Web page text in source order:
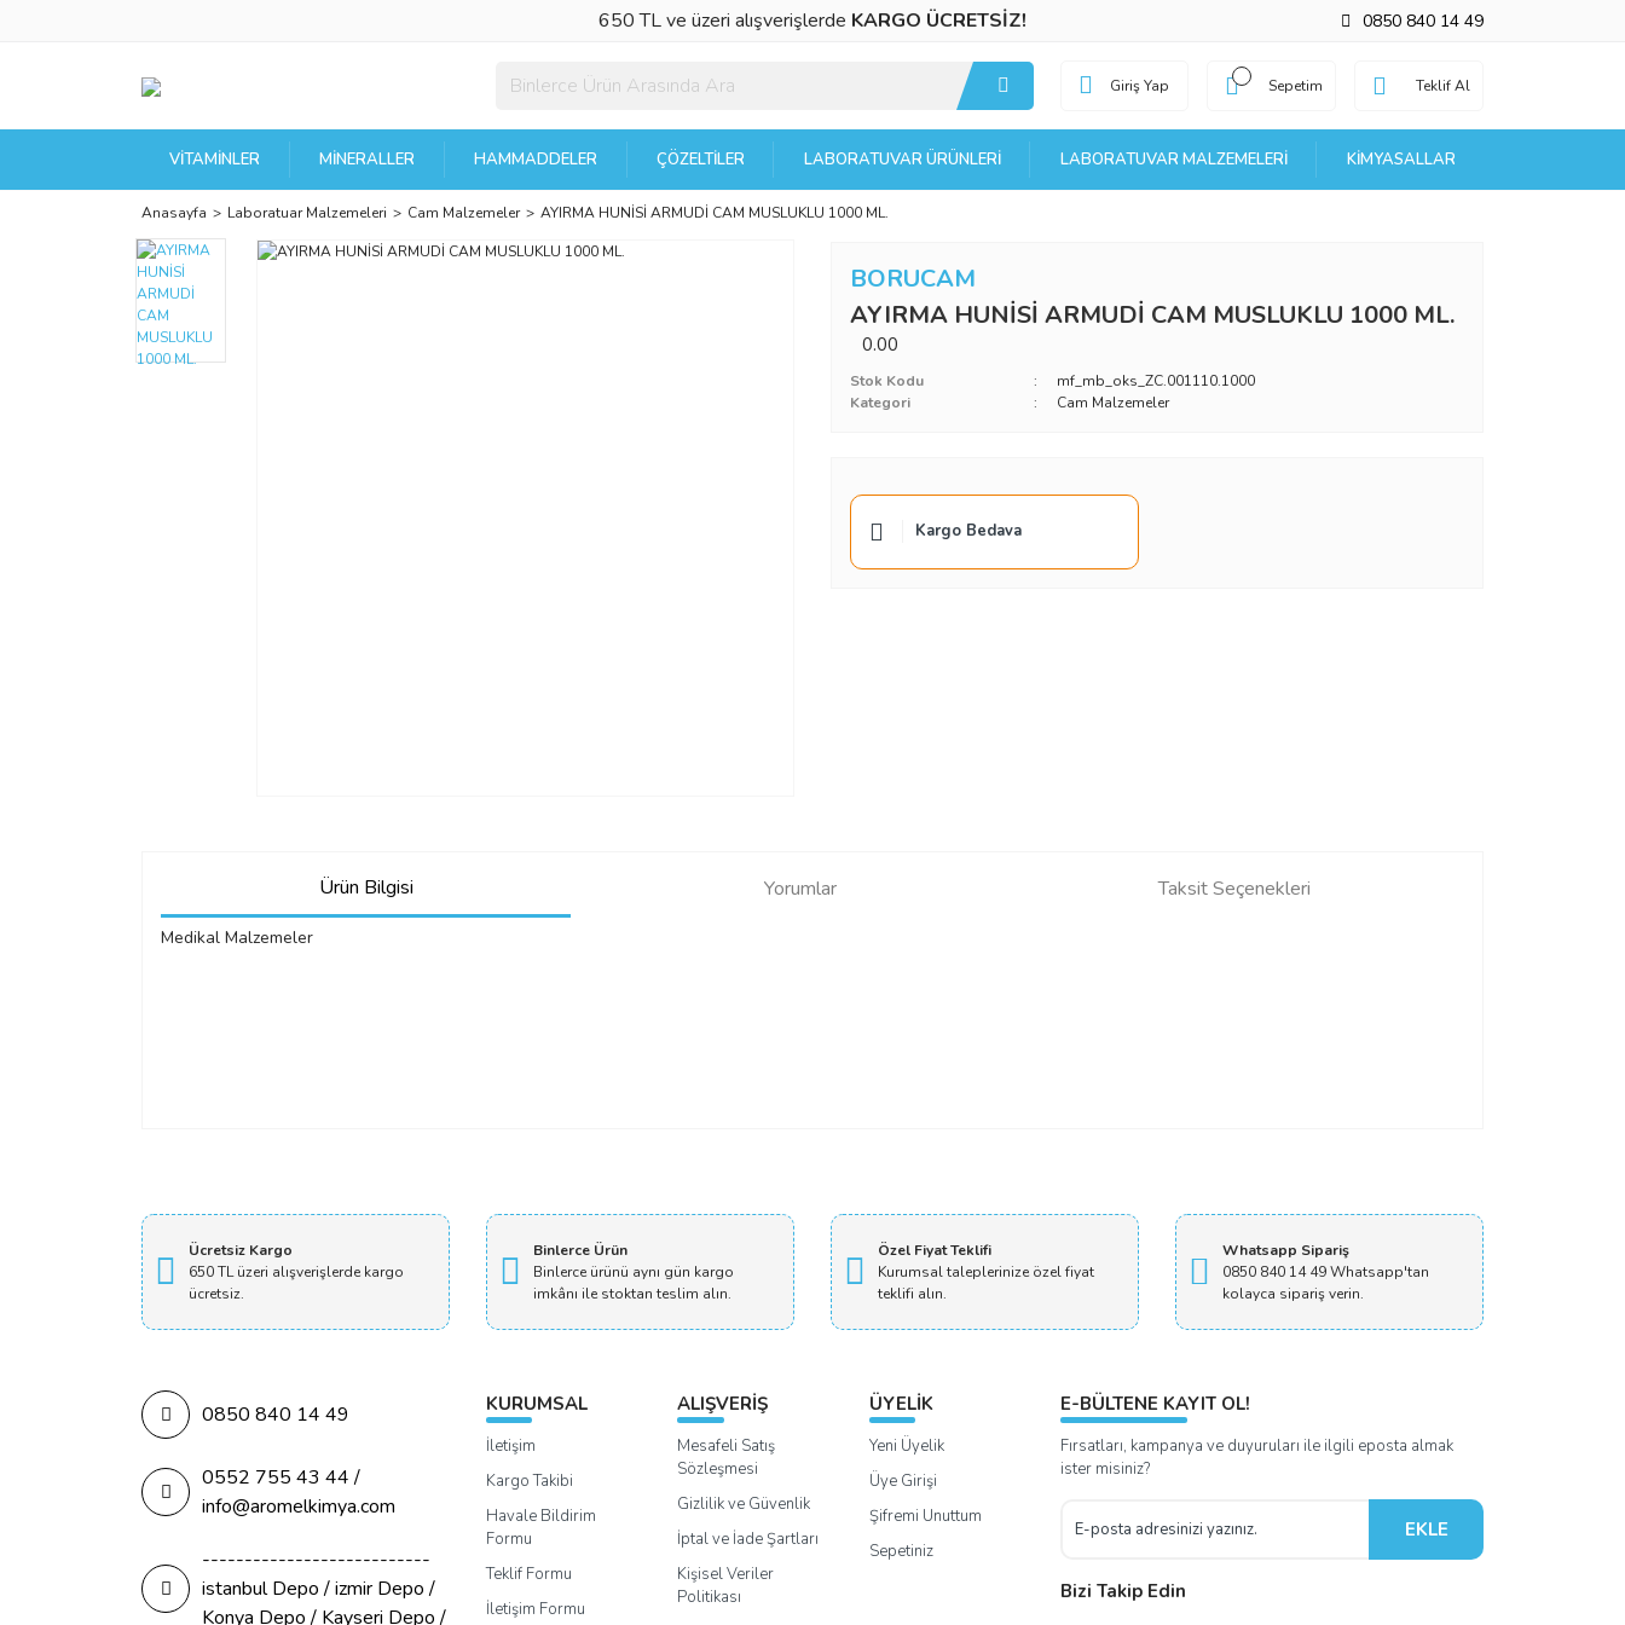
650 TL ve üzeri alışverişlerde KARGO ÜCRETSİZ! 0850 840 14 49
Giriş Yap Sepetim Teklif Al
VITAMINLER MINERALLER HAMMADDELER ÇÖZELTILER LABORATUVAR ÜRÜNLERI LABORATUVAR MALZEMELERI KIMYASALLAR
Anasayfa Laboratuar Malzemeleri Cam Malzemeler AYIRMA HUNİSİ ARMUDİ CAM MUSLUKLU 1000 ML.
BORUCAM
AYIRMA HUNİSİ ARMUDİ CAM MUSLUKLU 1000 ML.
0.00
Stok Kodu
mf_mb_oks_ZC.001110.1000
Kategori
Cam Malzemeler
Kargo Bedava
Ürün Bilgisi Yorumlar Taksit Seçenekleri
Medikal Malzemeler
Ücretsiz Kargo
650 TL üzeri alışverişlerde kargo
ücretsiz.
Binlerce Ürün
Binlerce ürünü aynı gün kargo
imkânı ile stoktan teslim alın.
Özel Fiyat Teklifi
Kurumsal taleplerinize özel fiyat
teklifi alın.
Whatsapp Sipariş
0850 840 14 49 Whatsapp'tan
kolayca sipariş verin.
0850 840 14 49
0552 755 43 44 /
info@aromelkimya.com
---------------------------
istanbul Depo / izmir Depo /
Konya Depo / Kayseri Depo /
KURUMSAL
İletişim
Kargo Takibi
Havale Bildirim
Formu
Teklif Formu
İletişim Formu
ALIŞVERİŞ
Mesafeli Satış
Sözleşmesi
Gizlilik ve Güvenlik
İptal ve İade Şartları
Kişisel Veriler
Politikası
ÜYELİK
Yeni Üyelik
Üye Girişi
Şifremi Unuttum
Sepetiniz
E-BÜLTENE KAYIT OL!
Fırsatları, kampanya ve duyuruları ile ilgili eposta almak
ister misiniz?
EKLE
Bizi Takip Edin